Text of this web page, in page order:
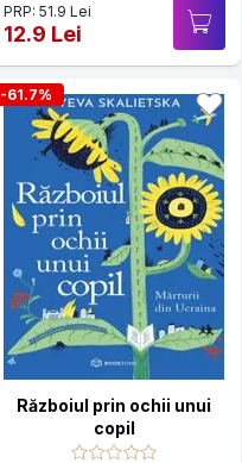
PRP: 51.9 Lei
12.9 Lei
-61.7%
Războiul prin ochii unui
copil